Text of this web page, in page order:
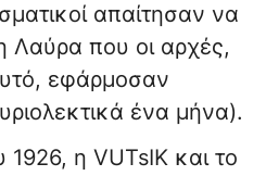
απαίτησαν να
Λαύρα που οι αρχές,
εφάρμοσαν
ένα μήνα).
1926, η VUTsIK και το